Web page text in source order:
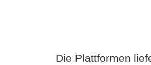
Die Plattformen